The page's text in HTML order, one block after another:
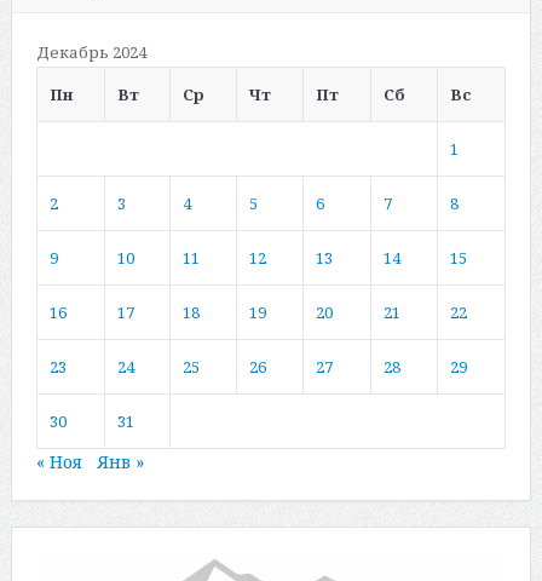
Декабрь 2024
Пн
Вт Ср Чт Пт Сб Вс
1
2 3 4 5 6 7 8
9 10 11 12 13 14 15
16 17 18 19 20 21 22
23 24 25 26 27 28 29
30 31
« Ноя Янв »